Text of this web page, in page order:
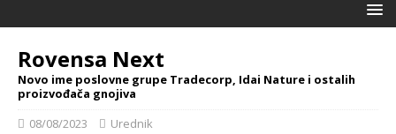
Rovensa Next
Novo ime poslovne grupe Tradecorp, Idai Nature i ostalih
proizvođača gnojiva
08/08/2023
Urednik